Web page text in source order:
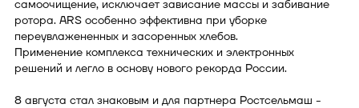
самоочищение, исключает зависание массы и забивание
ротора. ARS особенно эффективна при уборке
переувлажененных и засоренных хлебов.
Применение комплекса технических и электронных
решений и легло в основу нового рекорда России.
8 августа стал знаковым и для партнера Ростсельмаш -